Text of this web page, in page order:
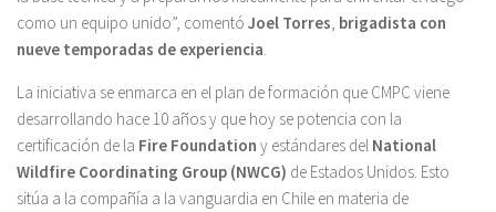
como un equipo unido”, comentó Joel Torres brigadista con
nueve temporadas de experiencia
La iniciativa se enmarca en el plan de formación que CMPC viene
desarrollando hace 10 años y que hoy se potencia con la
certificación de la Fire Foundation y estándares del National
Wildfire Coordinating Group (NWCG) de Estados Unidos. Esto
sitúa a la compañía a la vanguardia en Chile en materia de